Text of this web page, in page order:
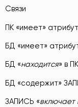
Связи
ПК «имеет»
БД «имеет»
БД «находится» в
БД «содержит»
ЗАПИСЬ «включает